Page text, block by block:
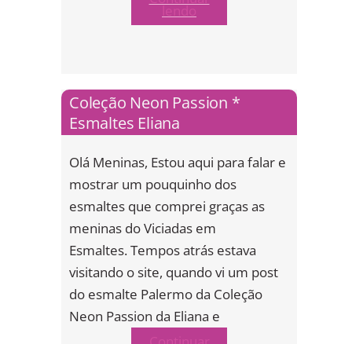
lendo
Coleção Neon Passion *
Esmaltes Eliana
Olá Meninas, Estou aqui para falar e
mostrar um pouquinho dos
esmaltes que comprei graças as
meninas do Viciadas em
Esmaltes. Tempos atrás estava
visitando o site, quando vi um post
do esmalte Palermo da Coleção
Neon Passion da Eliana e